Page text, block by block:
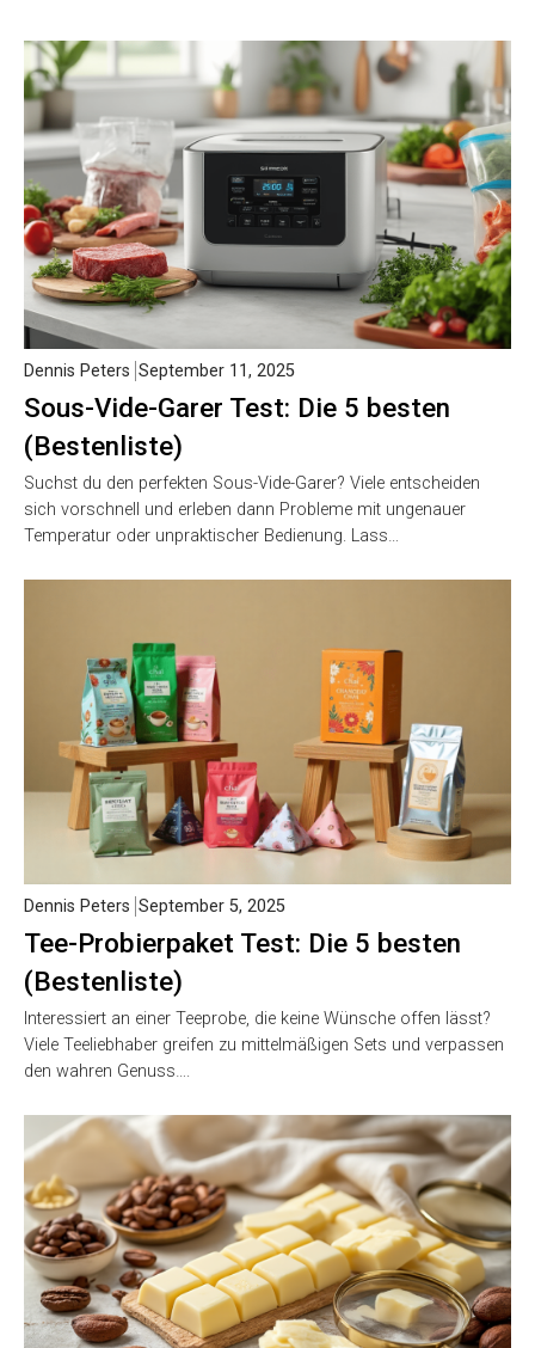
Sous-Vide-Garer Test: Die 5 besten
(Bestenliste)
Dennis Peters September 11, 2025
Suchst du den perfekten Sous-Vide-Garer? Viele entscheiden
sich vorschnell und erleben dann Probleme mit ungenauer
Temperatur oder unpraktischer Bedienung. Lass…
Tee-Probierpaket Test: Die 5 besten
(Bestenliste)
Dennis Peters September 5, 2025
Interessiert an einer Teeprobe, die keine Wünsche offen lässt?
Viele Teeliebhaber greifen zu mittelmäßigen Sets und verpassen
den wahren Genuss….